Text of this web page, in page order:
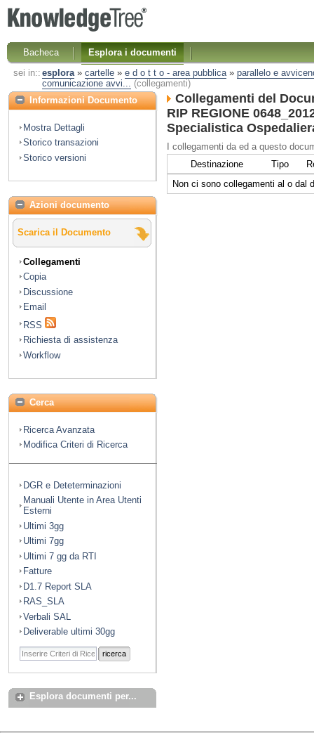
Bacheca
Esplora i documenti
sei in:: esplora» cartelle» e d o t t o - area pubblica» parallelo e
comunicazione avvi... (collegamenti)
Informazioni Documento
Mostra Dettagli
Storico transazioni
Storico versioni
Azioni documento
Scarica il Documento
Collegamenti
Copia
Discussione
Email
RSS
Richiesta di assistenza
Workflow
Cerca
Ricerca Avanzata
Modifica Criteri di Ricerca
DGR e Deteterminazioni
Manuali Utente in Area Utenti
Esterni
Ultimi 3gg
Ultimi 7gg
Ultimi 7 gg da RTI
Fatture
D1.7 Report SLA
RAS_SLA
Verbali SAL
Deliverable ultimi 30gg
ricerca
Esplora documenti per...
Collegamenti del
RIP REGIONE
Specialistica
I collegamenti da ed a questo
Destinazione
Tipo
Non ci sono collegamenti al o dal